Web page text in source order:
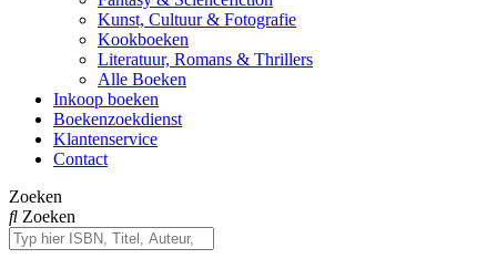
Kunst, Cultuur & Fotografie
Kookboeken
Literatuur, Romans & Thrillers
Alle Boeken
Inkoop boeken
Boekenzoekdienst
Klantenservice
Contact
Zoeken
Zoeken